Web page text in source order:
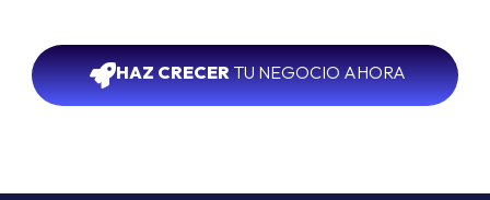
HAZ CRECERTU NEGOCIO AHORA